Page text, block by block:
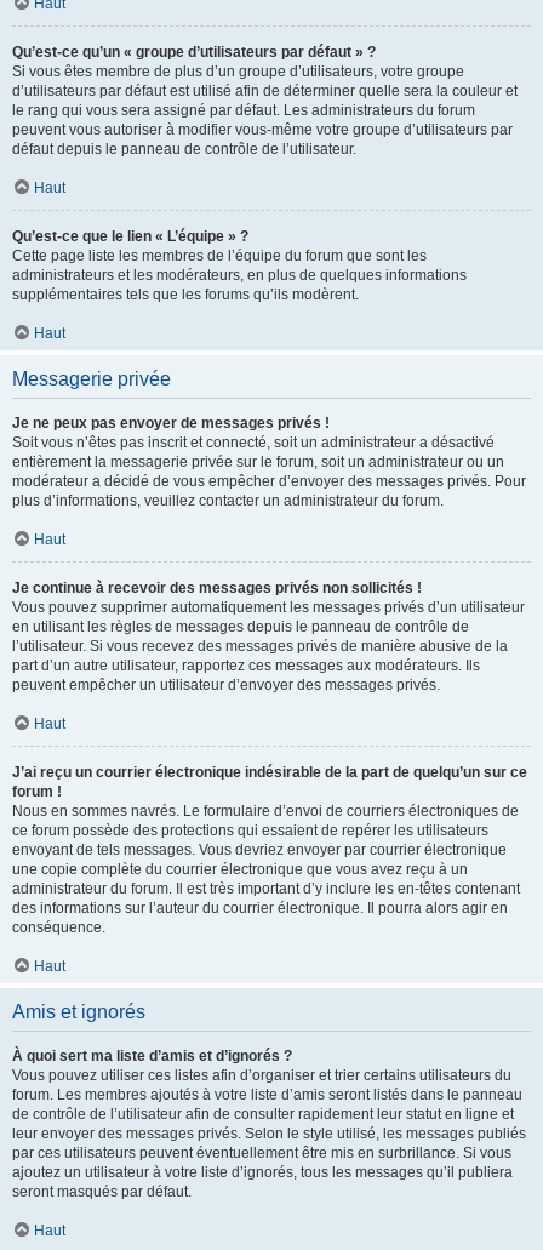
Haut
Qu’est-ce qu’un « groupe d’utilisateurs par défaut » ?
Si vous êtes membre de plus d’un groupe d’utilisateurs, votre groupe
d’utilisateurs par défaut est utilisé afin de déterminer quelle sera la couleur et
le rang qui vous sera assigné par défaut. Les administrateurs du forum
peuvent vous autoriser à modifier vous-même votre groupe d’utilisateurs par
défaut depuis le panneau de contrôle de l’utilisateur.
Haut
Qu’est-ce que le lien « L’équipe » ?
Cette page liste les membres de l’équipe du forum que sont les
administrateurs et les modérateurs, en plus de quelques informations
supplémentaires tels que les forums qu’ils modèrent.
Haut
Messagerie privée
Je ne peux pas envoyer de messages privés !
Soit vous n’êtes pas inscrit et connecté, soit un administrateur a désactivé
entièrement la messagerie privée sur le forum, soit un administrateur ou un
modérateur a décidé de vous empêcher d’envoyer des messages privés. Pour
plus d’informations, veuillez contacter un administrateur du forum.
Haut
Je continue à recevoir des messages privés non sollicités !
Vous pouvez supprimer automatiquement les messages privés d’un utilisateur
en utilisant les règles de messages depuis le panneau de contrôle de
l’utilisateur. Si vous recevez des messages privés de manière abusive de la
part d’un autre utilisateur, rapportez ces messages aux modérateurs. Ils
peuvent empêcher un utilisateur d’envoyer des messages privés.
Haut
J’ai reçu un courrier électronique indésirable de la part de quelqu’un sur ce
forum !
Nous en sommes navrés. Le formulaire d’envoi de courriers électroniques de
ce forum possède des protections qui essaient de repérer les utilisateurs
envoyant de tels messages. Vous devriez envoyer par courrier électronique
une copie complète du courrier électronique que vous avez reçu à un
administrateur du forum. Il est très important d’y inclure les en-têtes contenant
des informations sur l’auteur du courrier électronique. Il pourra alors agir en
conséquence.
Haut
Amis et ignorés
À quoi sert ma liste d’amis et d’ignorés ?
Vous pouvez utiliser ces listes afin d’organiser et trier certains utilisateurs du
forum. Les membres ajoutés à votre liste d’amis seront listés dans le panneau
de contrôle de l’utilisateur afin de consulter rapidement leur statut en ligne et
leur envoyer des messages privés. Selon le style utilisé, les messages publiés
par ces utilisateurs peuvent éventuellement être mis en surbrillance. Si vous
ajoutez un utilisateur à votre liste d’ignorés, tous les messages qu’il publiera
seront masqués par défaut.
Haut